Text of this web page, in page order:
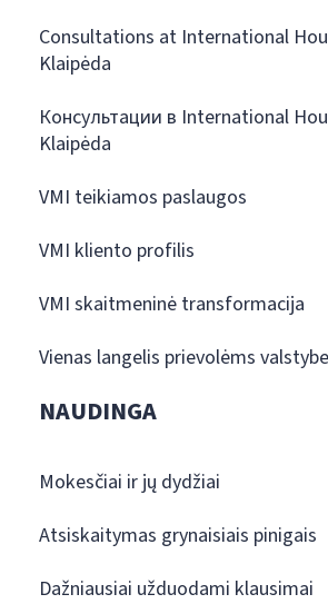
Consultations at International
Klaipėda
Консультации в International
Klaipėda
VMI teikiamos paslaugos
VMI kliento profilis
VMI skaitmeninė transformacija
Vienas langelis prievolėms
NAUDINGA
Mokesčiai ir jų dydžiai
Atsiskaitymas grynaisiais pinigais
Dažniausiai užduodami klausimai